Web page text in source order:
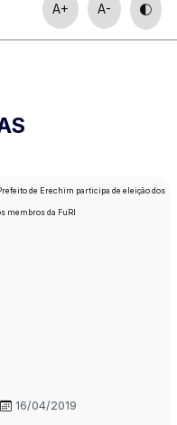
A+ A-
16/04/2019